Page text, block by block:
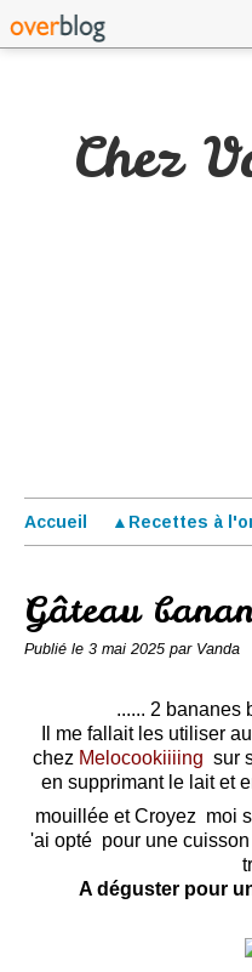
Chez
Accueil ▲Recettes à
Gâteau
Publié le 3 mai 2025 par Vanda
...... 2 bananes
Il me fallait les utiliser
chez Melocookiiiing sur
en supprimant le lait et
mouillée et Croyez moi
'ai opté pour une
A déguster pour